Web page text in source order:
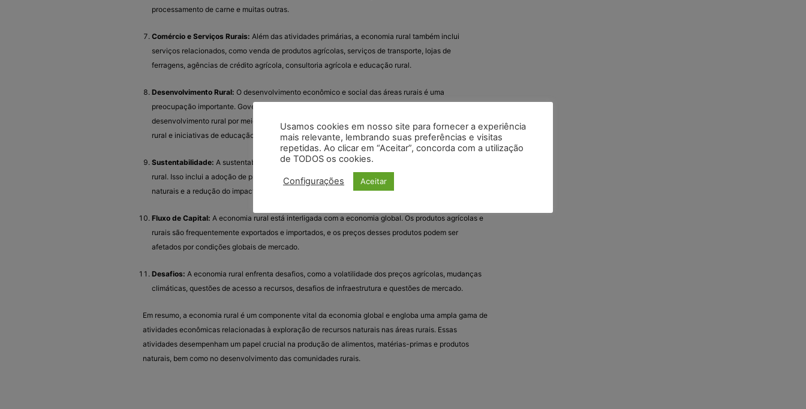
processamento de carne e muitas outras.
Comércio e Serviços Rurais: Além das atividades primárias, a economia rural também inclui
serviços relacionados, como venda de produtos agrícolas, serviços de transporte, lojas de
ferragens, agências de crédito agrícola, consultoria agrícola e educação rural.
Desenvolvimento Rural: O desenvolvimento econômico e social das áreas rurais é uma
preocupação importante. Governos e organizações frequentemente buscam promover o
desenvolvimento rural por meio de políticas de subsídios agrícolas, programas de infraestrutura
rural e iniciativas de educação e saúde.
Sustentabilidade: A sustentabilidade é uma consideração cada vez mais importante na economia
rural. Isso inclui a adoção de práticas agrícolas sustentáveis, a gestão responsável de recursos
naturais e a redução do impacto ambiental.
Fluxo de Capital: A economia rural está interligada com a economia global. Os produtos agrícolas e
rurais são frequentemente exportados e importados, e os preços desses produtos podem ser
afetados por condições globais de mercado.
Desafios: A economia rural enfrenta desafios, como a volatilidade dos preços agrícolas, mudanças
climáticas, questões de acesso a recursos, desafios de infraestrutura e questões de mercado.
Em resumo, a economia rural é um componente vital da economia global e engloba uma ampla gama de
atividades econômicas relacionadas à exploração de recursos naturais nas áreas rurais. Essas
atividades desempenham um papel crucial na produção de alimentos, matérias-primas e produtos
naturais, bem como no desenvolvimento das comunidades rurais.
Usamos cookies em nosso site para fornecer a experiência
mais relevante, lembrando suas preferências e visitas
repetidas. Ao clicar em “Aceitar”, concorda com a utilização
de TODOS os cookies.
Configurações Aceitar